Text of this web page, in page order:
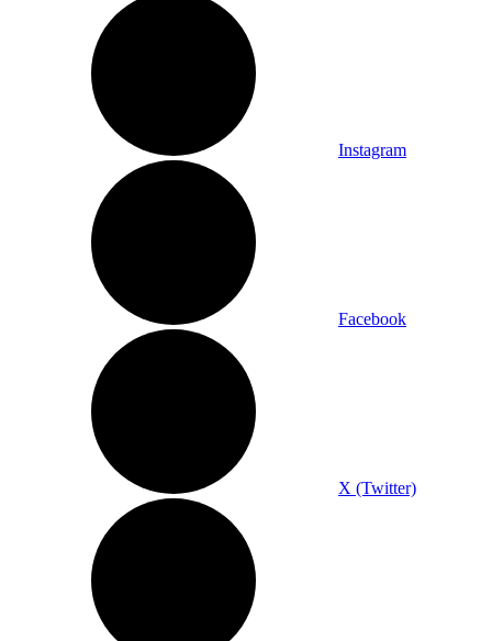
Instagram
Facebook
X (Twitter)